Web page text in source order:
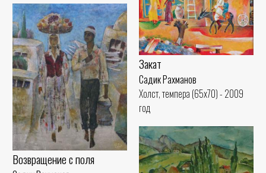
Закат
Садик Рахманов
Холст, темпера (65x70) - 2009
год
Возвращение с поля